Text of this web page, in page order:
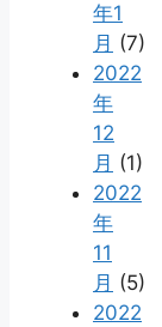
年1
月 (7)
2022
年
12
月 (1)
2022
年
11
月 (5)
2022